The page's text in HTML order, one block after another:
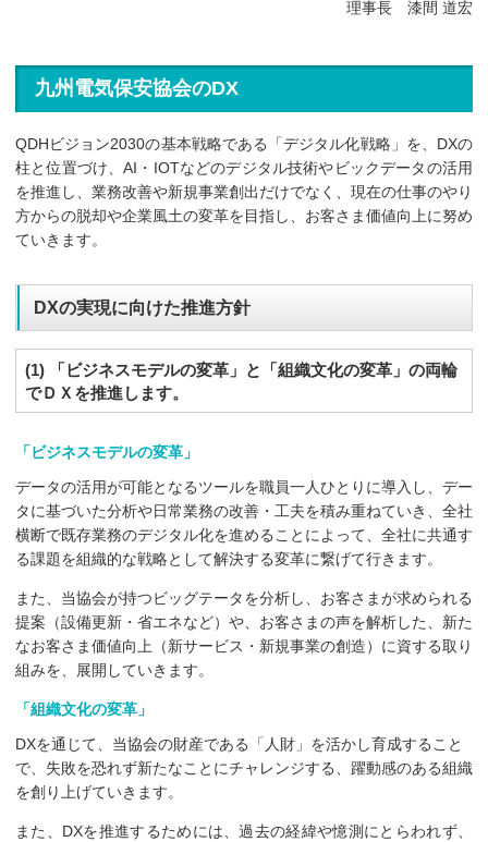
理事長 漆間 道宏
九州電気保安協会のDX
QDHビジョン2030の基本戦略である「デジタル化戦略」を、DXの
柱と位置づけ、AI・IOTなどのデジタル技術やビックデータの活用
を推進し、業務改善や新規事業創出だけでなく、現在の仕事のやり
方からの脱却や企業風土の変革を目指し、お客さま価値向上に努め
ていきます。
DXの実現に向けた推進方針
(1) 「ビジネスモデルの変革」と「組織文化の変革」の両輪
でＤＸを推進します。
「ビジネスモデルの変革」
データの活用が可能となるツールを職員一人ひとりに導入し、デー
タに基づいた分析や日常業務の改善・工夫を積み重ねていき、全社
横断で既存業務のデジタル化を進めることによって、全社に共通す
る課題を組織的な戦略として解決する変革に繋げて行きます。
また、当協会が持つビッグテータを分析し、お客さまが求められる
提案（設備更新・省エネなど）や、お客さまの声を解析した、新た
なお客さま価値向上（新サービス・新規事業の創造）に資する取り
組みを、展開していきます。
「組織文化の変革」
DXを通じて、当協会の財産である「人財」を活かし育成すること
で、失敗を恐れず新たなことにチャレンジする、躍動感のある組織
を創り上げていきます。
また、DXを推進するためには、過去の経緯や憶測にとらわれず、